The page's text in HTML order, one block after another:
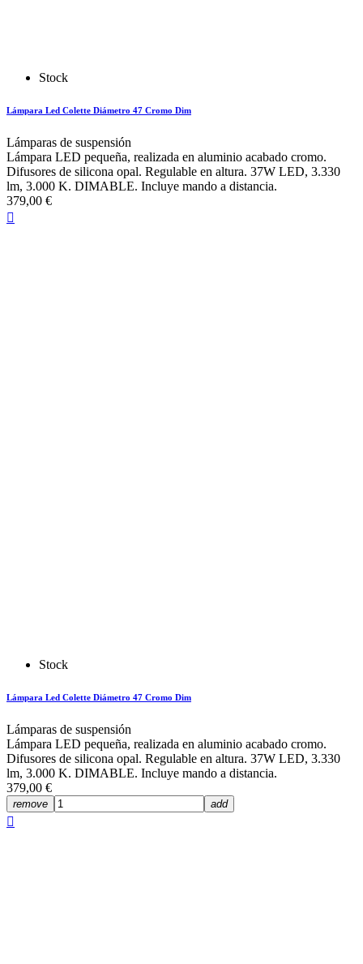
Stock
Lámpara Led Colette Diámetro 47 Cromo Dim
Lámparas de suspensión
Lámpara LED pequeña, realizada en aluminio acabado cromo.
Difusores de silicona opal. Regulable en altura. 37W LED, 3.330
lm, 3.000 K. DIMABLE. Incluye mando a distancia.
379,00 €

Stock
Lámpara Led Colette Diámetro 47 Cromo Dim
Lámparas de suspensión
Lámpara LED pequeña, realizada en aluminio acabado cromo.
Difusores de silicona opal. Regulable en altura. 37W LED, 3.330
lm, 3.000 K. DIMABLE. Incluye mando a distancia.
379,00 €
remove add
